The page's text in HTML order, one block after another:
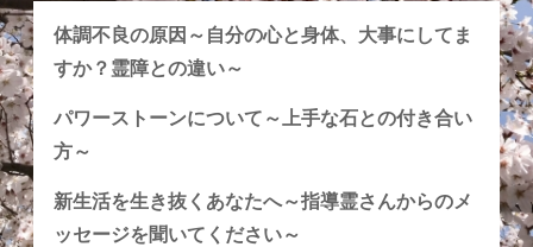
体調不良の原因～自分の心と身体、大事にしてま
すか？霊障との違い～
パワーストーンについて～上手な石との付き合い
方～
新生活を生き抜くあなたへ～指導霊さんからのメ
ッセージを聞いてください～